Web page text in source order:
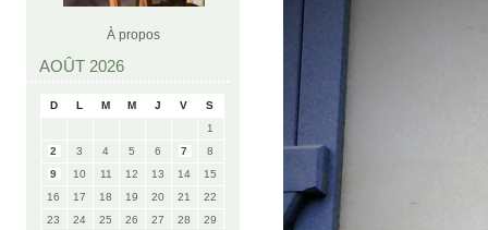
À propos
AOÛT 2026
D L M M J V
S
1
2
3 4 5 6 7
8
9
10 11 12 13 14
15
16
17 18 19 20 21
22
23
24 25 26 27 28
29